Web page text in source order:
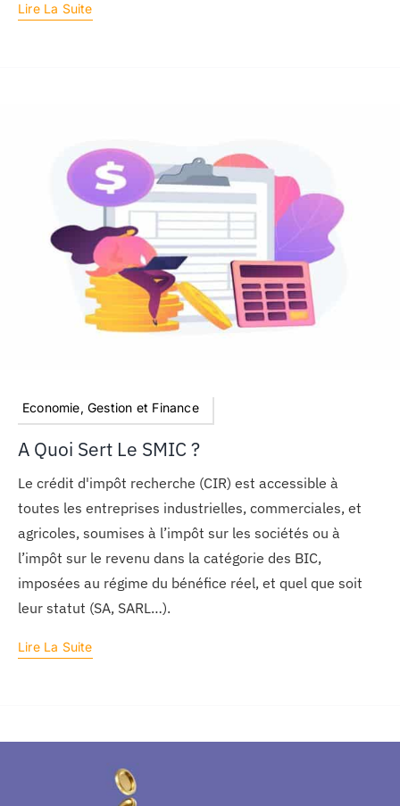
Lire La Suite
Economie, Gestion et Finance
A Quoi Sert Le SMIC ?
Le crédit d'impôt recherche (CIR) est accessible à
toutes les entreprises industrielles, commerciales, et
agricoles, soumises à l’impôt sur les sociétés ou à
l’impôt sur le revenu dans la catégorie des BIC,
imposées au régime du bénéfice réel, et quel que soit
leur statut (SA, SARL…).
Lire La Suite